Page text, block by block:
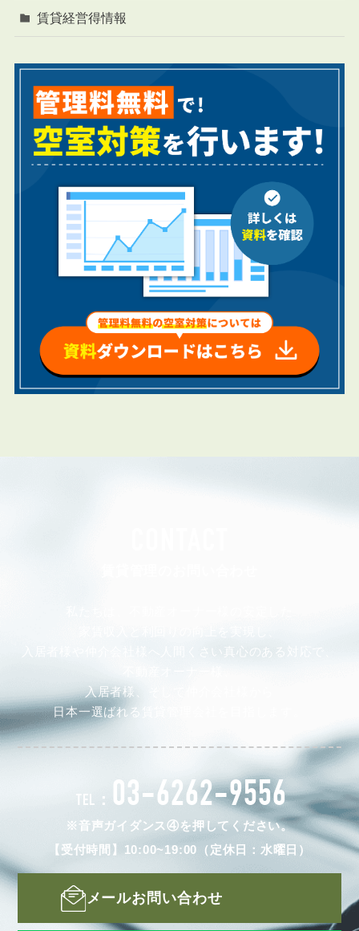
賃貸経営得情報
入居者様や仲介会社様へ人間くさい真心のある対応で、
入居者様、そして仲介会社様から
日本一選ばれる賃貸管理会社を目指します。
TEL： 03-6262-9556
※音声ガイダンス④を押してください。
【受付時間】10:00~19:00（定休日：水曜日）
メールお問い合わせ